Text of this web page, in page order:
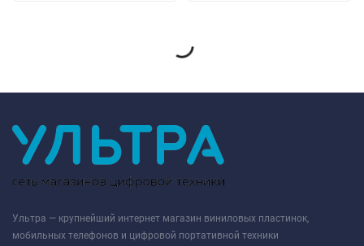
Ультра — крупнейший интернет магазин виниловых пластинок,
мобильных телефонов и цифровой портативной техники